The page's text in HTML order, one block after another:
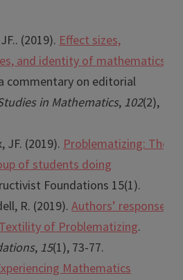
(2019). Effect sizes,
and identity of mathematics
commentary on editorial
in Mathematics, 102(2),
JF. (2019). Problematizing: The
of students doing
Foundations 15(1).
R. (2019). Authors’ response:
of Problematizing.
, 15(1), 73-77.
Mathematics